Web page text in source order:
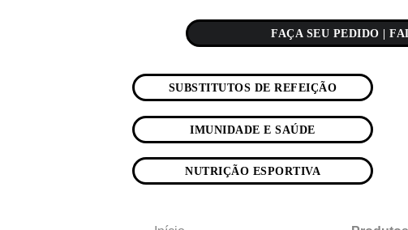
SUBSTITUTOS DE REFEIÇÃO
IMUNIDADE E SAÚDE
NUTRIÇÃO ESPORTIVA
FAÇA SEU PEDIDO |